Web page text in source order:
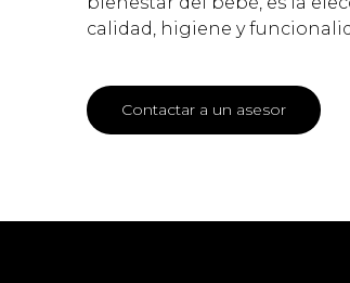
calidad, higiene y
Contactar a un asesor